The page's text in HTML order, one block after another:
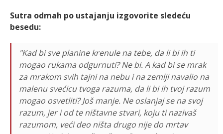
Sutra odmah po ustajanju izgovorite sledeću
besedu:
"Kad bi sve planine krenule na tebe, da li bi ih ti
mogao rukama odgurnuti? Ne bi. A kad bi se mrak
za mrakom svih tajni na nebu i na zemlji navalio na
malenu svećicu tvoga razuma, da li bi ih tvoj razum
mogao osvetliti? Još manje. Ne oslanjaj se na svoj
razum, jer i od te ništavne stvari, koju ti nazivaš
razumom, veći deo ništa drugo nije do mrtav